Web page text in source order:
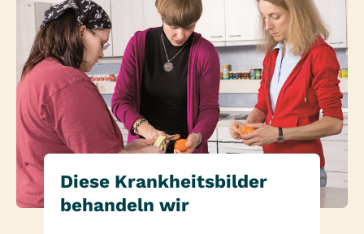
Diese Krankheitsbilder
behandeln wir